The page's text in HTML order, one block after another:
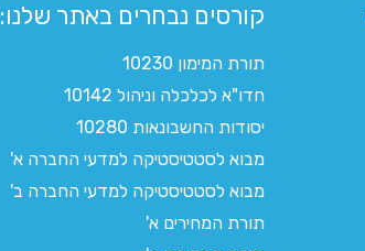
קורסים נבחרים באתר שלנו:​
תורת המימון 10230
חדו"א לכלכלה וניהול 10142
יסודות החשבונאות 10280
מבוא לסטטיסטיקה למדעי החברה א'
מבוא לסטטיסטיקה למדעי החברה ב'
תורת המחירים א'